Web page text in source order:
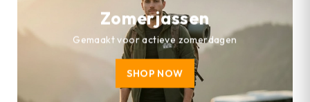
Zomerjassen
Gemaakt voor actieve zomerdagen
SHOP NOW